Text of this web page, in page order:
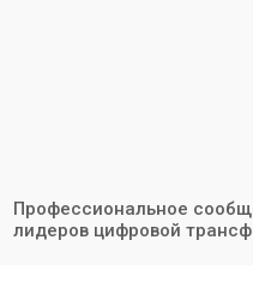
Профессиональное
лидеров цифровой